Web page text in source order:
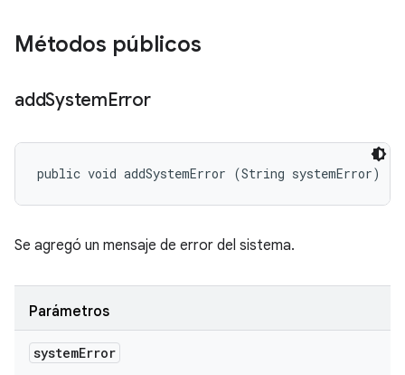
Métodos públicos
addSystemError
public void addSystemError (String systemError)
Se agregó un mensaje de error del sistema.
Parámetros
systemError